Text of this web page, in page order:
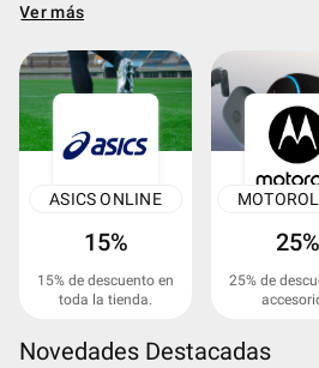
Ver más
ASICS ONLINE
15%
15% de descuento en
toda la tienda.
25%
25% de
Novedades Destacadas